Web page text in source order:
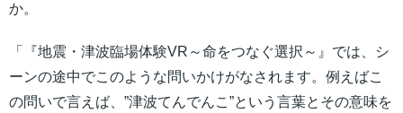
か。
「『地震・津波臨場体験VR～命をつなぐ選択～』では、シ
ーンの途中でこのような問いかけがなされます。例えばこ
の問いで言えば、”津波てんでんこ”という言葉とその意味を